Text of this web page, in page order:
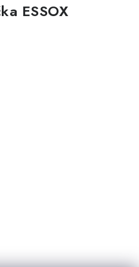
ESSOX